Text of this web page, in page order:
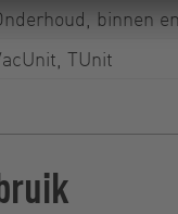
binnen
TUnit